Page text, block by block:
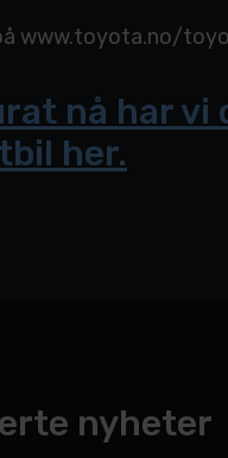
www.toyota.no/
nå har vi
her.
nyheter